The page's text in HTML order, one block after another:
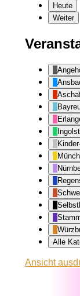
Heute
Weiter
Alle
Ansicht